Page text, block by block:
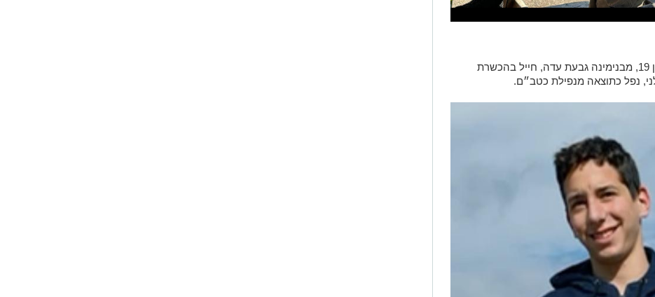
- סמל יואב אגמון (Yoav Agmon), בן 19, מבנימינה גבעת עדה, חייל בהכשרת
נפל כתוצאה מנפילת כטב״ם.